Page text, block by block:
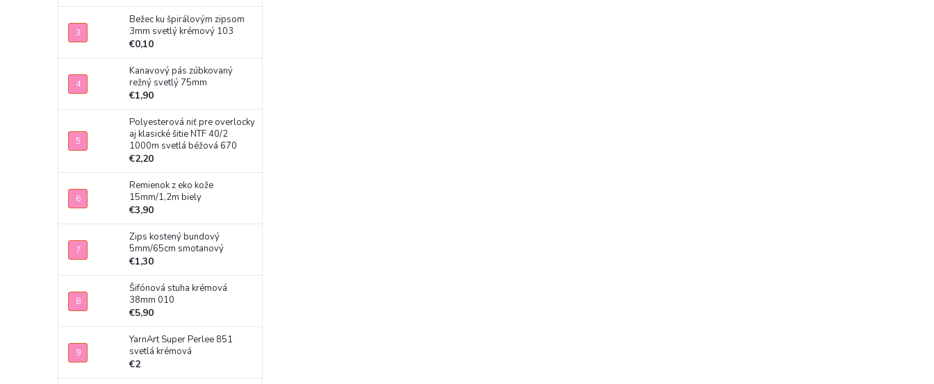
Bežec ku špirálovým zipsom
3mm svetlý krémový 103
€0,10
Kanavový pás zúbkovaný
režný svetlý 75mm
€1,90
Polyesterová niť pre overlocky
aj klasické šitie NTF 40/2
1000m svetlá béžová 670
€2,20
Remienok z eko kože
15mm/1,2m biely
€3,90
Zips kostený bundový
5mm/65cm smotanový
€1,30
Šifónová stuha krémová
38mm 010
€5,90
YarnArt Super Perlee 851
svetlá krémová
€2